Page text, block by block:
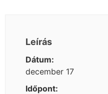
Leírás
Dátum:
december 17
Időpont: